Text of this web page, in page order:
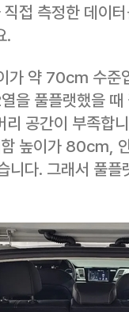
접 측정한 데이
.
가 약 70cm 수준
을 풀플랫했을
리 공간이 부족합
함 높이가 80cm,
다. 그래서 풀플